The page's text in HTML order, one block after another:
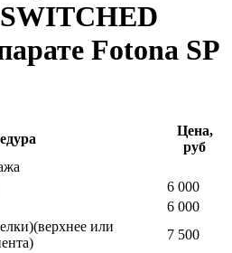
Fotona SP
Цена,
руб
6 000
6 000
или
7 500